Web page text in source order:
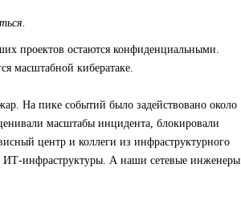
проектов остаются конфиденциальными.
масштабной кибератаке.
На пике событий было задействовано около
масштабы инцидента, блокировали
центр и коллеги из инфраструктурного
ИТ-инфраструктуры. А наши сетевые инженеры